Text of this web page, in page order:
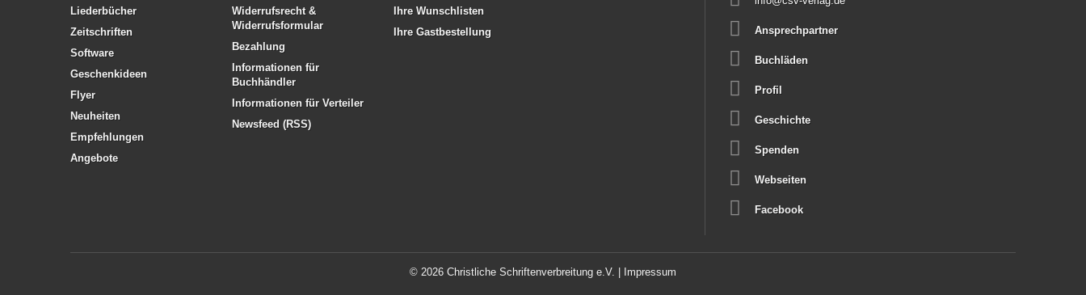
Liederbücher
Zeitschriften
Software
Geschenkideen
Flyer
Neuheiten
Empfehlungen
Angebote
Widerrufsrecht &
Widerrufsformular
Bezahlung
Informationen für
Buchhändler
Informationen für Verteiler
Newsfeed (RSS)
© 2026 Christliche Schriftenverbreitung e.V. | Impressum
Ihre Wunschlisten
Ihre Gastbestellung
Ansprechpartner
Buchläden
Profil
Geschichte
Spenden
Webseiten
Facebook